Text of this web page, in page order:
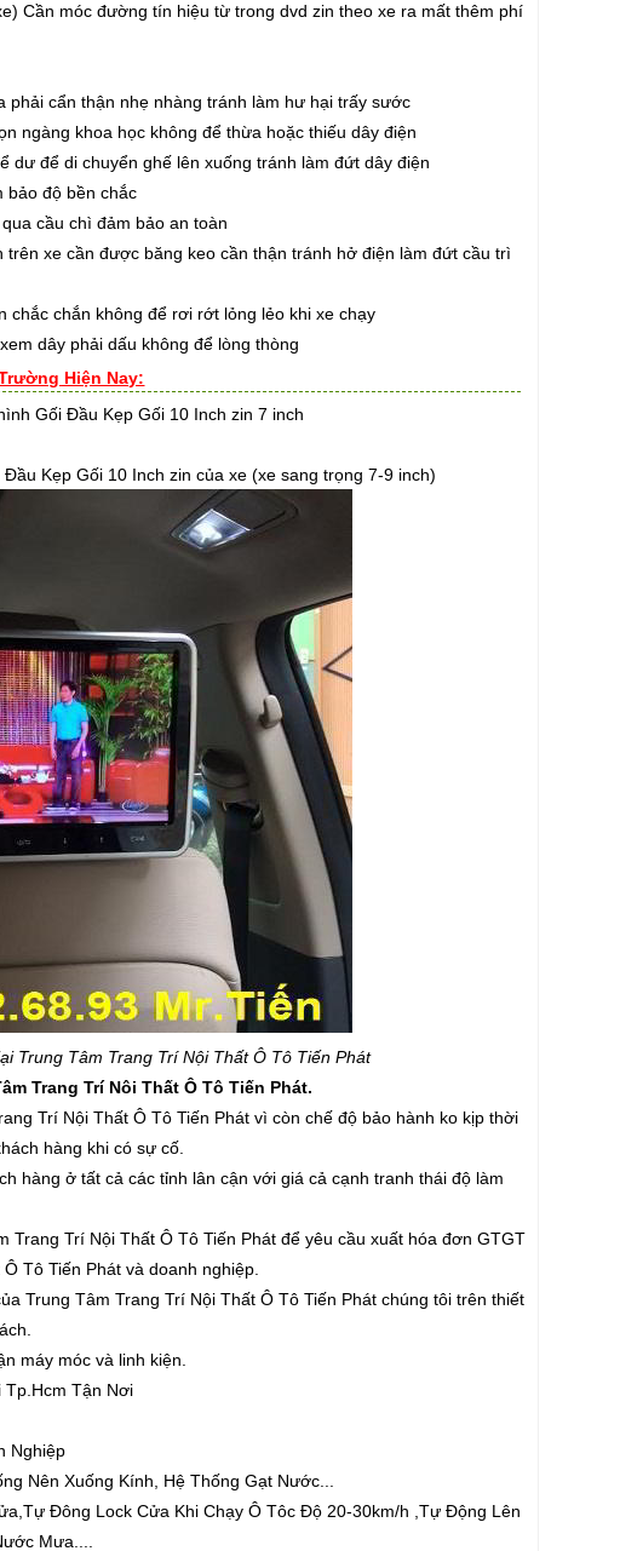
Cần móc đường tín hiệu từ trong dvd zin theo xe ra mất thêm phí
cẩn thận nhẹ nhàng tránh làm hư hại trấy sước
khoa học không để thừa hoặc thiếu dây điện
để di chuyển ghế lên xuống tránh làm đứt dây điện
độ bền chắc
cầu chì đảm bảo an toàn
xe cần được băng keo cần thận tránh hở điện làm đứt cầu trì
chắn không để rơi rớt lỏng lẻo khi xe chạy
dây phải dấu không để lòng thòng
Hiện Nay:
Gối Đầu Kẹp Gối 10 Inch zin 7 inch
Kẹp Gối 10 Inch zin của xe (xe sang trọng 7-9 inch)
Trung Tâm Trang Trí Nội Thất Ô Tô Tiến Phát
Trang Trí Nôi Thất Ô Tô Tiến Phát.
Trí Nội Thất Ô Tô Tiến Phát vì còn chế độ bảo hành ko kịp thời
hàng khi có sự cố.
hàng ở tất cả các tỉnh lân cận với giá cả cạnh tranh thái độ làm
Trí Nội Thất Ô Tô Tiến Phát để yêu cầu xuất hóa đơn GTGT
Tô Tiến Phát và doanh nghiệp.
Trung Tâm Trang Trí Nội Thất Ô Tô Tiến Phát chúng tôi trên thiết
máy móc và linh kiện.
Tp.Hcm Tận Nơi
Nghiệp
Nên Xuống Kính, Hệ Thống Gạt Nước...
Đông Lock Cửa Khi Chạy Ô Tôc Độ 20-30km/h ,Tự Động Lên
Mưa....